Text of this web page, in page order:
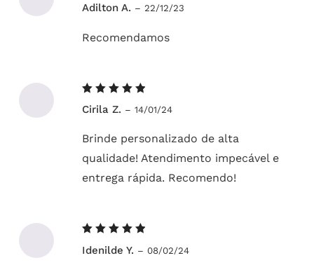
5de 5
Adilton A. – 22/12/23
Recomendamos
5de 5
Cirila Z. – 14/01/24
Brinde personalizado de alta
qualidade! Atendimento impecável e
entrega rápida. Recomendo!
5de 5
Idenilde Y. – 08/02/24